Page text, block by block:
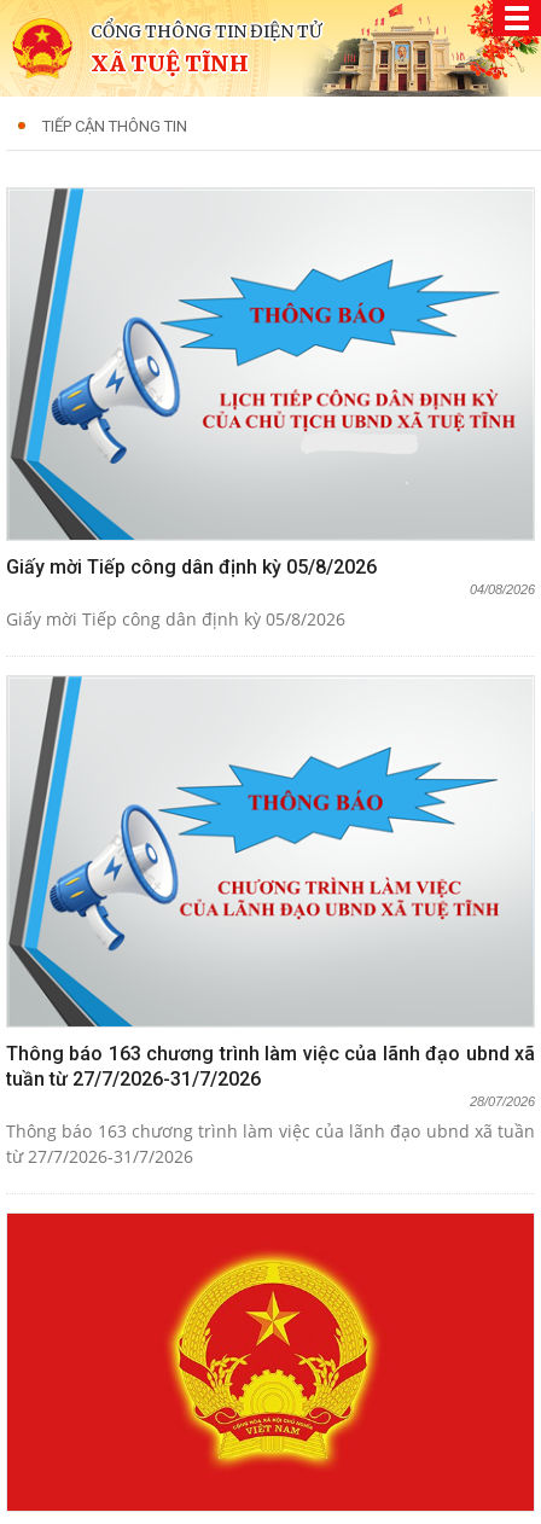
CỔNG THÔNG TIN ĐIỆN TỬ
XÃ TUỆ TĨNH
TIẾP CẬN THÔNG TIN
Giấy mời Tiếp công dân định kỳ 05/8/2026
04/08/2026
Giấy mời Tiếp công dân định kỳ 05/8/2026
Thông báo 163 chương trình làm việc của lãnh đạo ubnd xã
tuần từ 27/7/2026-31/7/2026
28/07/2026
Thông báo 163 chương trình làm việc của lãnh đạo ubnd xã tuần
từ 27/7/2026-31/7/2026